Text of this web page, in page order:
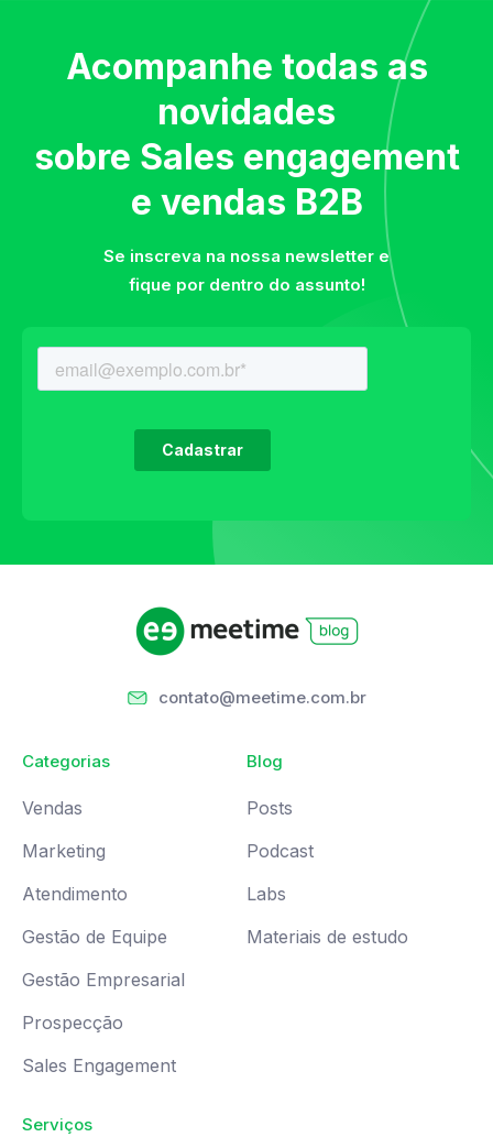
Acompanhe todas as
novidades
sobre Sales engagement
e vendas B2B
Se inscreva na nossa newsletter e
fique por dentro do assunto!
contato@meetime.com.br
Categorias
Vendas
Marketing
Atendimento
Gestão de Equipe
Gestão Empresarial
Prospecção
Sales Engagement
Blog
Posts
Podcast
Labs
Materiais de estudo
Serviços